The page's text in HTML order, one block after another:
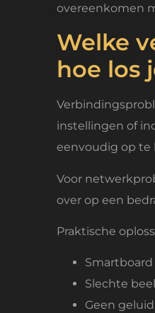
overeenkomen
Welke
hoe los
instellingen of
eenvoudig op te
Voor
over op een
Praktische
Slechte
Geen